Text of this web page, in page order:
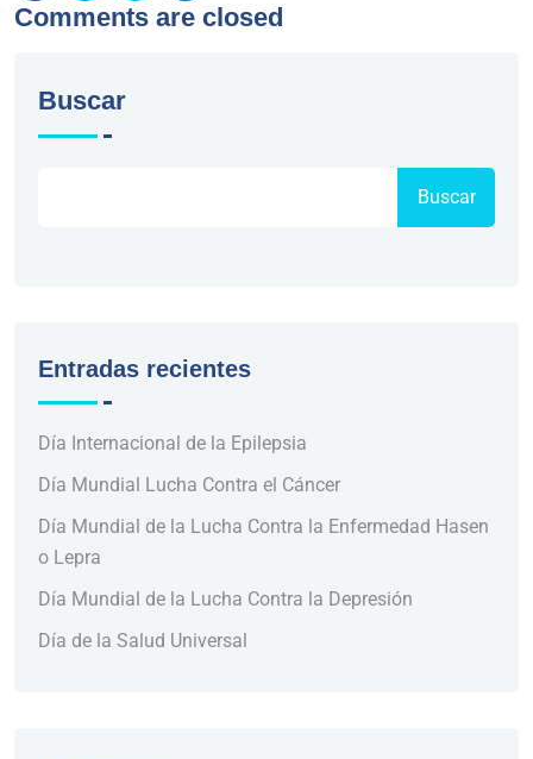
Comments are closed
Buscar
Buscar
Entradas recientes
Día Internacional de la Epilepsia
Día Mundial Lucha Contra el Cáncer
Día Mundial de la Lucha Contra la Enfermedad Hasen
o Lepra
Día Mundial de la Lucha Contra la Depresión
Día de la Salud Universal